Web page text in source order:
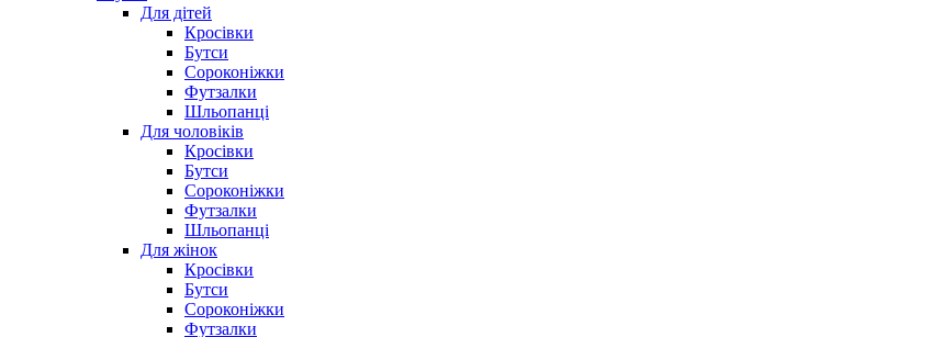
Для дітей
Кросівки
Бутси
Сороконіжки
Футзалки
Шльопанці
Для чоловіків
Кросівки
Бутси
Сороконіжки
Футзалки
Шльопанці
Для жінок
Кросівки
Бутси
Сороконіжки
Футзалки